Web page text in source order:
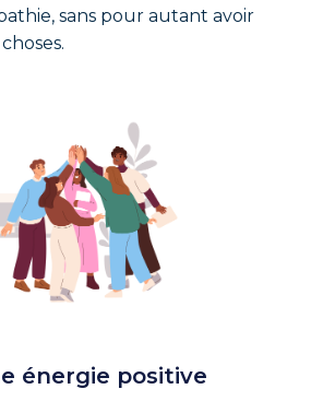
sans pour autant avoir
énergie positive